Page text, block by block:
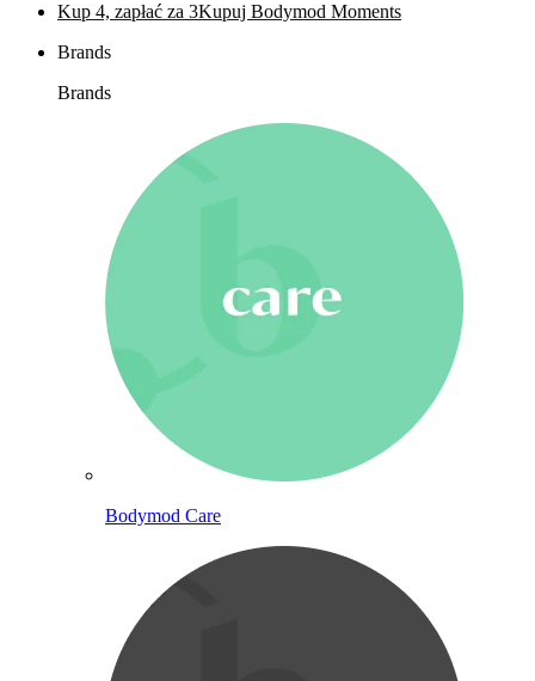
Kup 4, zapłać za 3Kupuj Bodymod Moments
Brands
Brands
Bodymod Care